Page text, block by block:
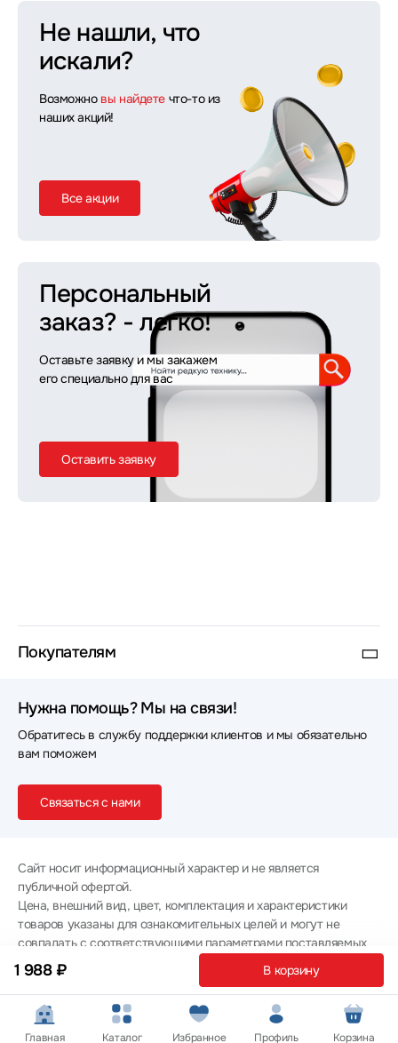
1 988 ₽ В корзину
Не нашли, что
искали?
Возможно вы найдете что-то из
наших акций!
Все акции
Персональный
заказ? - легко!
Оставьте заявку и мы закажем
его специально для вас
Оставить заявку
Покупателям
Нужна помощь? Мы на связи!
Обратитесь в службу поддержки клиентов и мы обязательно
вам поможем
Связаться с нами
Сайт носит информационный характер и не является
публичной офертой.
Цена, внешний вид, цвет, комплектация и характеристики
товаров указаны для ознакомительных целей и могут не
совпадать с соответствующими параметрами поставляемых
товаров - уточняйте информацию у менеджера при
оформлении заказа.
Политика конфиденциальности
© 2012 — 2026 ООО «Эпл Тэк»
Главная Каталог Избранное Профиль Корзина